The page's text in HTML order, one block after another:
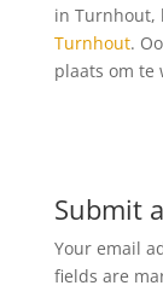
in Turnhout,
Turnhout.
plaats om te
Submit
Your email
fields are